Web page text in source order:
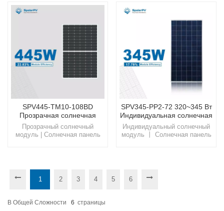
генерацияОткройте для себя
SpolarPV, где передовые
экологически чистыми
инновациями, предлагая вам
путь к устойчивому и
энергоэффективному
будущему.
передовые технологии
сочетаются с экологически
предлагая вам путь к
устойчивому и
энергоэффективному
будущему.
SPV445-TM10-108BD
Прозрачная солнечная
панель 420~445 Вт
Прозрачный солнечный
модуль | Солнечная панель
экологически чистыми
инновациями, предлагая вам
путь к устойчивому и
энергоэффективному
SPV345-PP2-72 320~345 Вт
Индивидуальная солнечная
панель
Индивидуальный солнечный
модуль 丨 Солнечная панель
устойчивостью для более
1 2 3 4 5 6
В Общей Сложности 6 Страницы